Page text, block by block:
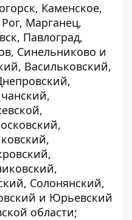
Каменское,
Марганец,
Павлоград,
Синельниково и
Васильковский,
Солонянский,
и Юрьевский
области;